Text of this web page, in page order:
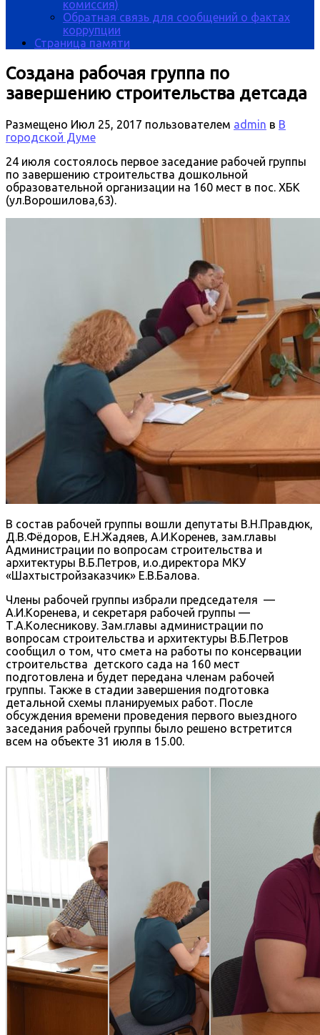
комиссия)
Обратная связь для сообщений о фактах
коррупции
Страница памяти
Создана рабочая группа по
завершению строительства детсада
Размещено Июл 25, 2017 пользователем admin в В
городской Думе
24 июля состоялось первое заседание рабочей группы
по завершению строительства дошкольной
образовательной организации на 160 мест в пос. ХБК
(ул.Ворошилова,63).
В состав рабочей группы вошли депутаты В.Н.Правдюк,
Д.В.Фёдоров, Е.Н.Жадяев, А.И.Коренев, зам.главы
Администрации по вопросам строительства и
архитектуры В.Б.Петров, и.о.директора МКУ
«Шахтыстройзаказчик» Е.В.Балова.
Члены рабочей группы избрали председателя —
А.И.Коренева, и секретаря рабочей группы —
Т.А.Колесникову. Зам.главы администрации по
вопросам строительства и архитектуры В.Б.Петров
сообщил о том, что смета на работы по консервации
строительства детского сада на 160 мест
подготовлена и будет передана членам рабочей
группы. Также в стадии завершения подготовка
детальной схемы планируемых работ. После
обсуждения времени проведения первого выездного
заседания рабочей группы было решено встретится
всем на объекте 31 июля в 15.00.